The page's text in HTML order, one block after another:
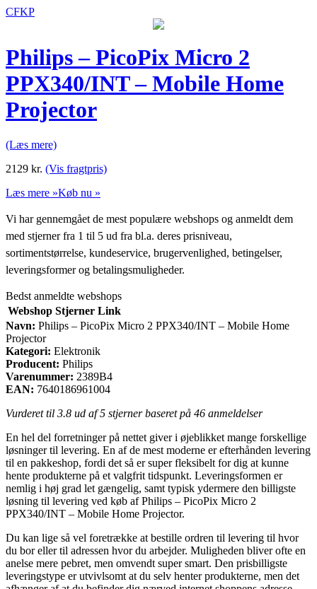
CFKP
Philips – PicoPix Micro 2
PPX340/INT – Mobile Home
Projector
(Læs mere)
2129 kr. (Vis fragtpris)
Læs mere »Køb nu »
Vi har gennemgået de mest populære webshops og anmeldt dem
med stjerner fra 1 til 5 ud fra bl.a. deres prisniveau,
sortimentstørrelse, kundeservice, brugervenlighed, betingelser,
leveringsformer og betalingsmuligheder.
Bedst anmeldte webshops
Webshop Stjerner Link
Navn: Philips – PicoPix Micro 2 PPX340/INT – Mobile Home
Projector
Kategori: Elektronik
Producent: Philips
Varenummer: 2389B4
EAN: 7640186961004
Vurderet til 3.8 ud af 5 stjerner baseret på 46 anmeldelser
En hel del forretninger på nettet giver i øjeblikket mange forskellige
løsninger til levering. En af de mest moderne er efterhånden levering
til en pakkeshop, fordi det så er super fleksibelt for dig at kunne
hente produkterne på et valgfrit tidspunkt. Leveringsformen er
nemlig i høj grad let gængelig, samt typisk ydermere den billigste
løsning til levering ved køb af Philips – PicoPix Micro 2
PPX340/INT – Mobile Home Projector.
Du kan lige så vel foretrække at bestille ordren til levering til hvor
du bor eller til adressen hvor du arbejder. Muligheden bliver ofte en
anelse mere pebret, men omvendt super smart. Den prisbilligste
leveringstype er utvivlsomt at du selv henter produkterne, men det